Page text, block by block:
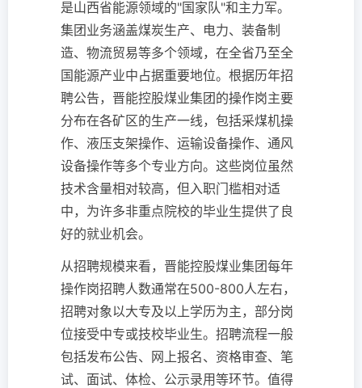
是山西省能源领域的"国家队"和主力军。
集团业务涵盖煤炭生产、电力、装备制
造、物流贸易等多个领域，在全省乃至全
国能源产业中占据重要地位。根据历年招
聘公告，晋能控股煤业集团的操作岗主要
分布在各矿区的生产一线，包括采煤机操
作、液压支架操作、运输设备操作、通风
设备操作等多个专业方向。这些岗位虽然
技术含量相对较高，但入职门槛相对适
中，为许多非重点院校的毕业生提供了良
好的就业机会。
从招聘规模来看，晋能控股煤业集团每年
操作岗招聘人数通常在500-800人左右，
招聘对象以大专及以上学历为主，部分岗
位接受中专或技校毕业生。招聘流程一般
包括发布公告、网上报名、资格审查、笔
试、面试、体检、公示录用等环节。值得